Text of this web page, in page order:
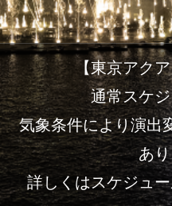
【東京アク
通常スケ
気象条件により演出
あり
詳しくはスケジュ